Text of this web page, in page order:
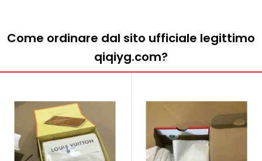
Come ordinare dal sito ufficiale legittimo
qiqiyg.com?